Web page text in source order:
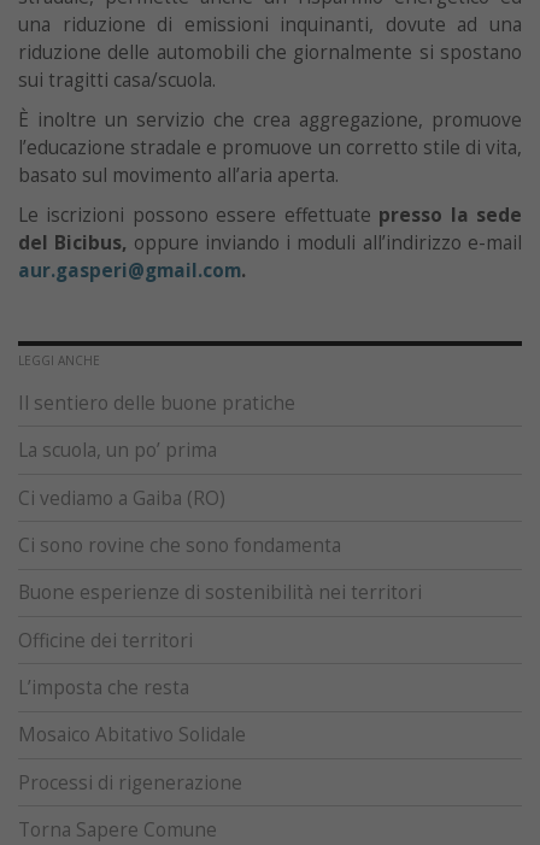
una riduzione di emissioni inquinanti, dovute ad una
riduzione delle automobili che giornalmente si spostano
sui tragitti casa/scuola.
È inoltre un servizio che crea aggregazione, promuove
l’educazione stradale e promuove un corretto stile di vita,
basato sul movimento all’aria aperta.
Le iscrizioni possono essere effettuate presso la sede
del Bicibus, oppure inviando i moduli all’indirizzo e-mail
aur.gasperi@gmail.com.
LEGGI ANCHE
Il sentiero delle buone pratiche
La scuola, un po’ prima
Ci vediamo a Gaiba (RO)
Ci sono rovine che sono fondamenta
Buone esperienze di sostenibilità nei territori
Officine dei territori
L’imposta che resta
Mosaico Abitativo Solidale
Processi di rigenerazione
Torna Sapere Comune